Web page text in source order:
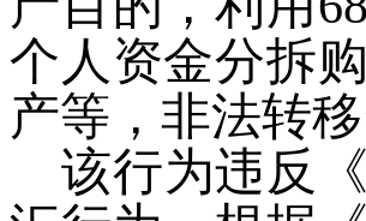
个人资金分拆
产等，非法转
该行为违反